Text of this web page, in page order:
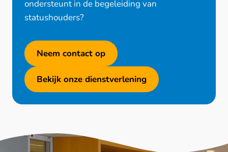
ondersteunt in de begeleiding van
statushouders?
Neem contact op
Bekijk onze dienstverlening